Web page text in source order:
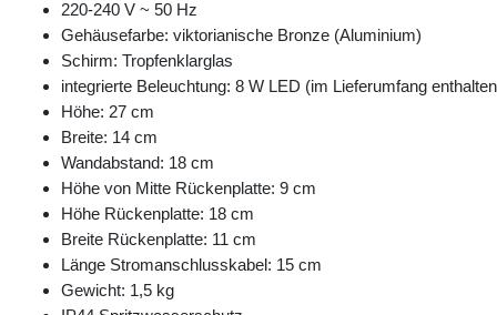
220-240 V ~ 50 Hz
Gehäusefarbe: viktorianische Bronze (Aluminium)
Schirm: Tropfenklarglas
integrierte Beleuchtung: 8 W LED (im Lieferumfang
Höhe: 27 cm
Breite: 14 cm
Wandabstand: 18 cm
Höhe von Mitte Rückenplatte: 9 cm
Höhe Rückenplatte: 18 cm
Breite Rückenplatte: 11 cm
Länge Stromanschlusskabel: 15 cm
Gewicht: 1,5 kg